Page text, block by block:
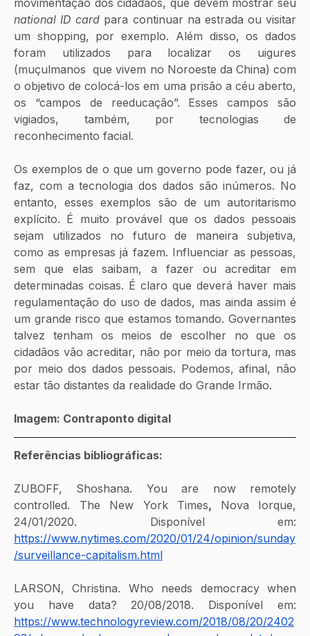
national ID card para continuar na estrada ou visitar
um shopping, por exemplo. Além disso, os dados
foram utilizados para localizar os uigures
(muçulmanos  que vivem no Noroeste da China) com
o objetivo de colocá-los em uma prisão a céu aberto,
os “campos de reeducação”. Esses campos são
vigiados, também, por tecnologias de
reconhecimento facial.
Os exemplos de o que um governo pode fazer, ou já
faz, com a tecnologia dos dados são inúmeros. No
entanto, esses exemplos são de um autoritarismo
explícito. É muito provável que os dados pessoais
sejam utilizados no futuro de maneira subjetiva,
como as empresas já fazem. Influenciar as pessoas,
sem que elas saibam, a fazer ou acreditar em
determinadas coisas. É claro que deverá haver mais
regulamentação do uso de dados, mas ainda assim é
um grande risco que estamos tomando. Governantes
talvez tenham os meios de escolher no que os
cidadãos vão acreditar, não por meio da tortura, mas
por meio dos dados pessoais. Podemos, afinal, não
estar tão distantes da realidade do Grande Irmão.
Imagem: Contraponto digital
Referências bibliográficas:
ZUBOFF, Shoshana. You are now remotely
controlled. The New York Times, Nova Iorque,
24/01/2020. Disponível em:
https://www.nytimes.com/2020/01/24/opinion/sunday
/surveillance-capitalism.html
LARSON, Christina. Who needs democracy when
you have data? 20/08/2018. Disponível em:
https://www.technologyreview.com/2018/08/20/2402